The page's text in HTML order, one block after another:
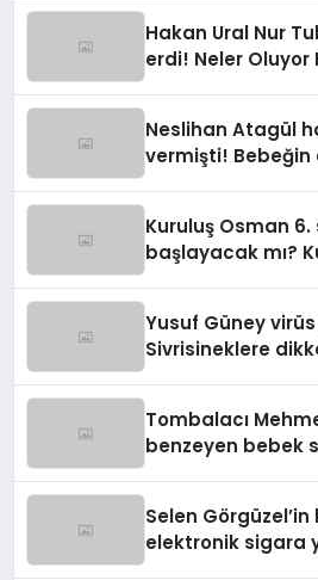
Hakan Ural Nur
erdi! Neler
Neslihan Atagül
vermişti!
Kuruluş Osman
başlayacak mı?
Yusuf Güney
Sivrisineklere
Tombalacı
benzeyen bebek
Selen Görgüzel’in
elektronik sigara